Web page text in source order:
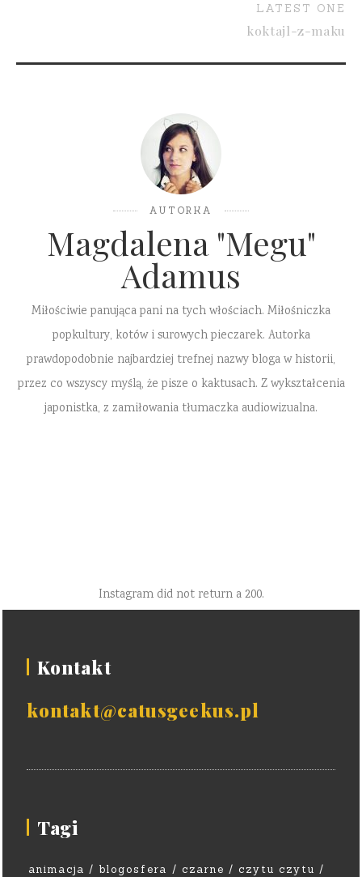
LATEST ONE
koktajl-z-maku
AUTORKA
Magdalena "Megu"
Adamus
Miłościwie panująca pani na tych włościach. Miłośniczka
popkultury, kotów i surowych pieczarek. Autorka
prawdopodobnie najbardziej trefnej nazwy bloga w historii,
przez co wszyscy myślą, że pisze o kaktusach. Z wykształcenia
japonistka, z zamiłowania tłumaczka audiowizualna.
Instagram did not return a 200.
Kontakt
kontakt@catusgeekus.pl
Tagi
animacja blogosfera czarne
czytu czytu